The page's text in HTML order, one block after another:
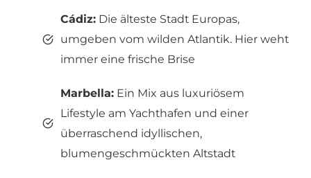
Cádiz:Die älteste Stadt Europas,
umgeben vom wilden Atlantik. Hier weht
immer eine frische Brise
Marbella:Ein Mix aus luxuriösem
Lifestyle am Yachthafen und einer
überraschend idyllischen,
blumengeschmückten Altstadt